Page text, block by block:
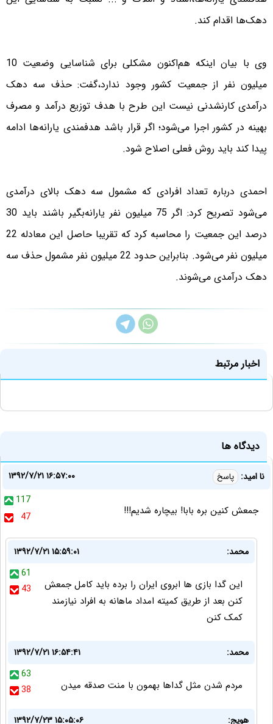
دهک‌ها اقدام کند.
وی با بیان اینکه هم‌اکنون مشکلی برای شناسایی وضعیت 10
میلیون نفر از جمعیت کشور وجود ندارد،‌گفت: حذف سه دهک
درآمدی کارنشدنی نیست این طرح با هدف توزیع درآمد و مصرف
بهینه در کشور اجرا می‌شود؛ اگر قرار باشد هدفمندی یارانه‌ها ادامه
پیدا کند باید روش فعلی اصلاح شود.
احمدی درباره تعداد افرادی که مشمول سه دهک بالای درآمدی
می‌شود تصریح کرد: اگر 75 میلیون نفر یارانه‌بگیر باشند باید 30
درصد این جمعیت را محاسبه کرد که تقریبا حاصل این معادله 22
میلیون نفر می‌شود. بنابراین حدود 22 میلیون نفر مشمول حذف سه
دهک درآمدی می‌شوند.
اخبار مرتبط
دیدگاه ها
نا امید: پاسخ
۱۳۹۲/۷/۲۱ ۱۶:۵۷:۰۰
117
47
جمعش کنین بره بابا! بیچاره شدیم!!!
محمد:
۱۳۹۲/۷/۲۱ ۱۵:۵۹:۰۱
61
43
این گدا بازی ها ابروی ایران را برده باید کامل جمعش
کنن بعد از طریق کمیته امداد ماهانه به افراد نیازمند
کمک کنن
محمد:
۱۳۹۲/۷/۲۱ ۱۶:۵۴:۴۱
63
38
مردم شدن مثل گداها بهمون با منت صدقه میدن
هویج:
۱۳۹۲/۷/۲۳ ۱۵:۰۵:۰۶